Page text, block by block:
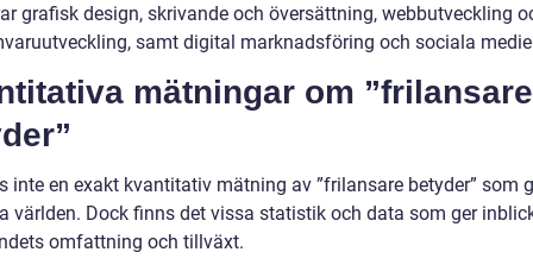
grafisk design, skrivande och översättning, webbutveckling
samt digital marknadsföring och sociala
mätningar om ”frilansare
inte en exakt kvantitativ mätning av ”frilansare betyder” som
världen. Dock finns det vissa statistik och data som ger
omfattning och tillväxt.